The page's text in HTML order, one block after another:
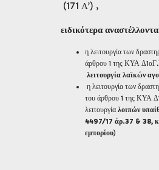
(171 Α’) ,
ειδικότερα
η λειτουργία των
άρθρου 1 της ΚΥΑ
λειτουργία λαϊκών
η λειτουργία των
του άρθρου 1 της ΚΥΑ
λειτουργία λοιπών
4497/17 άρ.37 & 38,
εμπορίου)